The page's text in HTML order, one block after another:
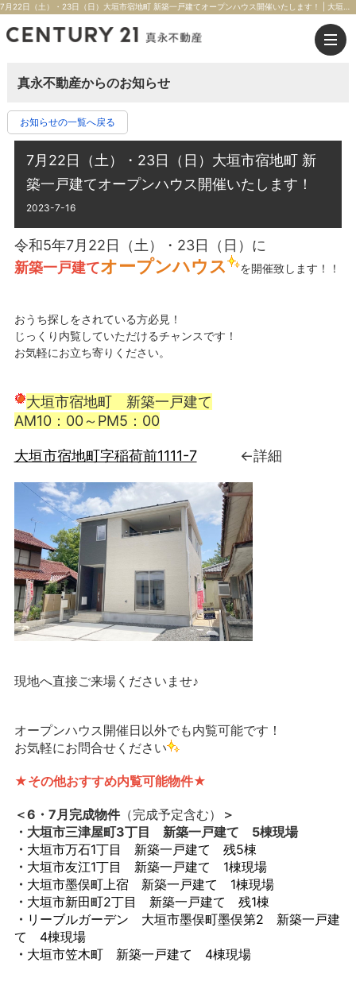
真永不動産からのお知らせ
お知らせの一覧へ戻る
7月22日（土）・23日（日）大垣市宿地町 新
築一戸建てオープンハウス開催いたします！
2023-7-16
令和5年7月22日（土）・23日（日）に
新築一戸建てオープンハウス を開催致します！！
おうち探しをされている方必見！
じっくり内覧していただけるチャンスです！
お気軽にお立ち寄りください。
大垣市宿地町 新築一戸建て
AM10：00～PM5：00
大垣市宿地町字稲荷前1111-7 ←詳細
現地へ直接ご来場くださいませ♪
オープンハウス開催日以外でも内覧可能です！
お気軽にお問合せください
★その他おすすめ内覧可能物件★
＜6・7月完成物件（完成予定含む）
＞
・大垣市三津屋町3丁目 新築一戸建て 5棟現場
・ 大垣市万石1丁目 新築一戸建て 残5棟
・ 大垣市友江1丁目 新築一戸建て 1棟現場
・ 大垣市墨俣町上宿 新築一戸建て 1棟現場
・ 大垣市新田町2丁目 新築一戸建て 残1棟
・ リーブルガーデン 大垣市墨俣町墨俣第2 新築一戸建
て 4棟現場
・ 大垣市笠木町 新築一戸建て 4棟現場